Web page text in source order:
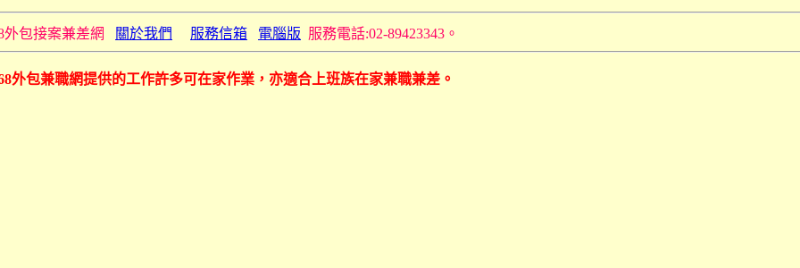
外包接案兼差網 關於我們 服務信箱 電腦版 服務電話:02-89423343。
外包兼職網提供的工作許多可在家作業，亦適合上班族在家兼職兼差。